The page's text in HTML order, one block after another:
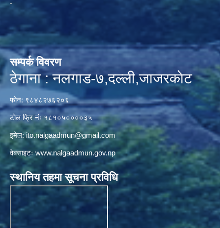
सम्पर्क विवरण
ठेगाना : नलगाड-७,दल्ली,जाजरकाेट
फोन: ९८४८२७६२०६
टोल फ्रि नंः १८१०५००००३५
इमेल:ito.nalgaadmun@gmail.com
वेबसाइटःwww.nalgaadmun.gov.np
स्थानिय तहमा सूचना प्रविधि